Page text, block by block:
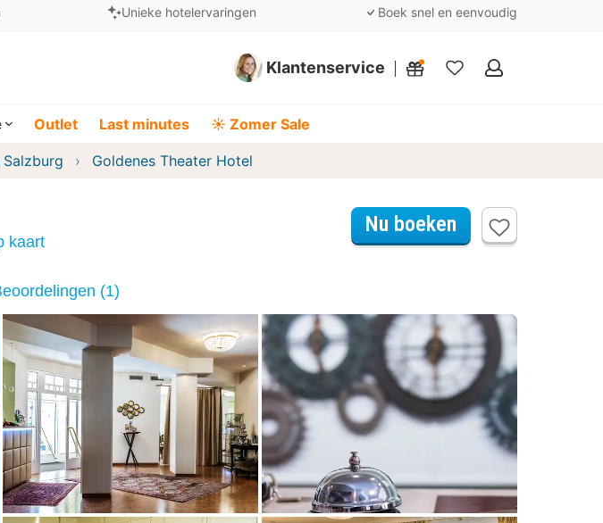
Unieke hotelervaringen Boek snel en eenvoudig
Klantenservice
Mijn
Outlet Last minutes ☀️ Zomer Sale
Goldenes Theater Hotel
kaart
Nu boeken
(1)